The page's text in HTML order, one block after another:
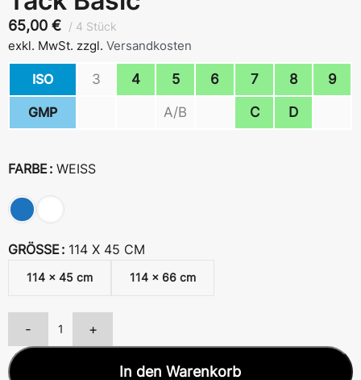
65,00 € 4 Stück
exkl. MwSt. zzgl. Versandkosten
ISO 3 4 5 6 7 8 9
GMP A/B C D
FARBE WEISS
GRÖSSE 114 X 45 CM
114 x 45 cm 114 x 66 cm
- +
In den Warenkorb